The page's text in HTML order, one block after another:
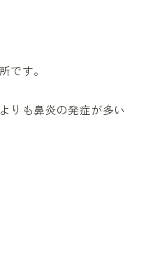
です。
りも鼻炎の発症が多い